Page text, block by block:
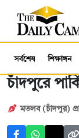
সর্বশেষ শিক্ষাঙ্গন
চাঁদপুরে
মতলব (চাঁদপুর)